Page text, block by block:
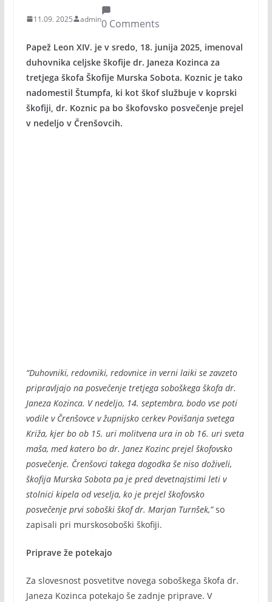
11.09. 2025 admin0 Comments
Papež Leon XIV. je v sredo, 18. junija 2025, imenoval
duhovnika celjske škofije dr. Janeza Kozinca za
tretjega škofa Škofije Murska Sobota. Koznic je tako
nadomestil Štumpfa, ki kot škof službuje v koprski
škofiji, dr. Koznic pa bo škofovsko posvečenje prejel
v nedeljo v Črenšovcih.
“Duhovniki, redovniki, redovnice in verni laiki se zavzeto
pripravljajo na posvečenje tretjega soboškega škofa dr.
Janeza Kozinca. V nedeljo, 14. septembra, bodo vse poti
vodile v Črenšovce v župnijsko cerkev Povišanja svetega
Križa, kjer bo ob 15. uri molitvena ura in ob 16. uri sveta
maša, med katero bo dr. Janez Kozinc prejel škofovsko
posvečenje. Črenšovci takega dogodka še niso doživeli,
škofija Murska Sobota pa je pred devetnajstimi leti v
stolnici kipela od veselja, ko je prejel škofovsko
posvečenje prvi soboški škof dr. Marjan Turnšek,”so
zapisali pri murskosoboški škofiji.
Priprave že potekajo
Za slovesnost posvetitve novega soboškega škofa dr.
Janeza Kozinca potekajo še zadnje priprave. V